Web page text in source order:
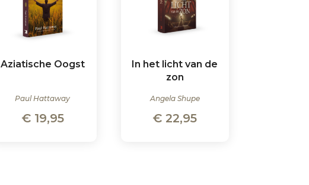
Aziatische Oogst
Paul Hattaway
€19,95
In het licht van de
zon
Angela Shupe
€ 22,95